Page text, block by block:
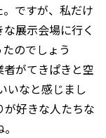
ですが、私だけ
展示会場に行く
のでしょう
がてきぱきと空
いなと感じまし
好きな人たちな